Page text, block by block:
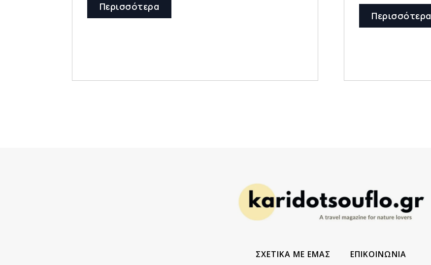
Περισσότερα
Περισσότερα
ΣΧΕΤΙΚΑ ΜΕ ΕΜΑΣ ΕΠΙΚΟΙΝΩΝΙΑ